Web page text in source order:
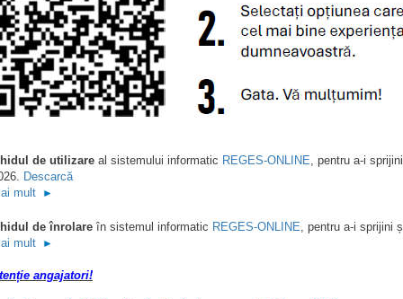
de utilizare al sistemului informatic REGES-ONLINE , pentru a-i
Descarcă
mult
►
de înrolare în sistemul informatic REGES-ONLINE , pentru a-i
mult
►
angajatori!